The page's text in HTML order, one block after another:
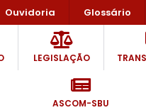
Ouvidoria Glossário
LEGISLAÇÃO
ASCOM-SBU